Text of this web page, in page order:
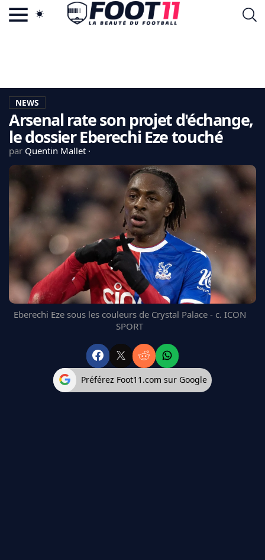
LA CHARTE
VIE PRIVÉE
CGU
CONTACTEZ-NOUS
MERCATO
CDM 2026
EDF
LIGUE 1
REAL MADRID
FC BARCELONE
MANCHESTER UNITED
CHELSEA
ARSENAL
NEWS
Arsenal rate son projet d'échange,
le dossier Eberechi Eze touché
par Quentin Mallet
Eberechi Eze sous les couleurs de Crystal Palace - c. ICON
SPORT
Préférez Foot11.com sur Google